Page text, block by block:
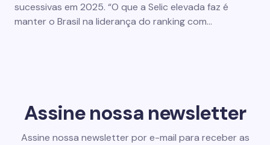
sucessivas em 2025. “O que a Selic elevada faz é
manter o Brasil na liderança do ranking com…
Assine nossa newsletter
Assine nossa newsletter por e-mail para receber as